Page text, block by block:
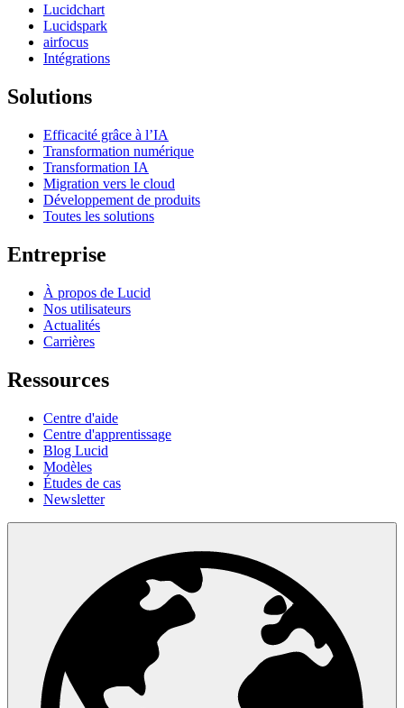
Lucidchart
Lucidspark
airfocus
Intégrations
Solutions
Efficacité grâce à l’IA
Transformation numérique
Transformation IA
Migration vers le cloud
Développement de produits
Toutes les solutions
Entreprise
À propos de Lucid
Nos utilisateurs
Actualités
Carrières
Ressources
Centre d'aide
Centre d'apprentissage
Blog Lucid
Modèles
Études de cas
Newsletter